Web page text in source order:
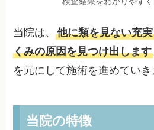
当院は、他に類を見ない充
くみの原因を見つけ出します
を元にして施術を進めていき
当院の特徴